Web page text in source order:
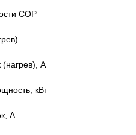
COP
А
кВт
А